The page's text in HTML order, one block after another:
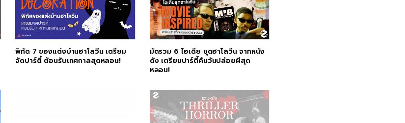
พิกัด 7 ของแต่งบ้านฮาโลวีน เตรียม
จัดปาร์ตี้ ต้อนรับเทศกาลสุดหลอน!
มัดรวม 6 ไอเดีย ชุดฮาโลวีน จากหนัง
ดัง เตรียมปาร์ตี้คืนวันปล่อยผีสุด
หลอน!